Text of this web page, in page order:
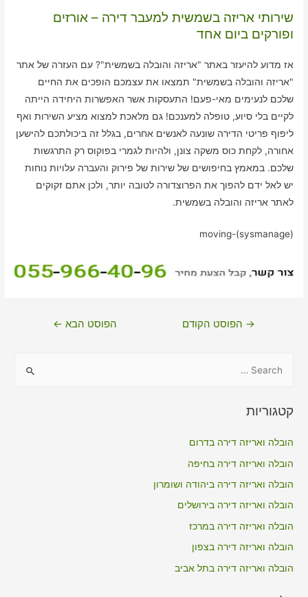
שירותי אריזה בשמשית למעבר דירה – אורזים
ופורקים ביום אחד
אז מדוע להיעזר באתר "אריזה והובלה בשמשית"? עם העזרה של אתר
"אריזה והובלה בשמשית" תמצאו את עצמכם הופכים את החיים
שלכם לנעימים מאי-פעם! התעסקות אשר האפשרות היחידה הייתה
לקיים בלי סיוע, טופלה למענכם! גם מלאכת למצוא מציע השירות ואף
ליפוף פריטי הדירה שונעה לאנשים אחרים, בגלל זה ביכולתכם להישען
אחורה, לקחת כוס משקה צונן, ולהיות לגמרי בפוקוס רק התרגשות
שלכם. במאמץ בחיפושים של שירות של פירוק והעברה עלויות נוחות
יש לאל ידם להפוך את הפרוצדורה לטובה יותר, ולכן אתם זקוקים
לאתר אריזה והובלה בשמשית.
moving-(sysmanage)
ניווט→ הפוסט הקודם הפוסט הבא ←
r
o
r
:
קטגוריות
הובלה ואריזה דירה בדרום
הובלה ואריזה דירה בחיפה
הובלה ואריזה דירה ביהודה ושומרון
הובלה ואריזה דירה בירושלים
הובלה ואריזה דירה במרכז
הובלה ואריזה דירה בצפון
הובלה ואריזה דירה בתל אביב